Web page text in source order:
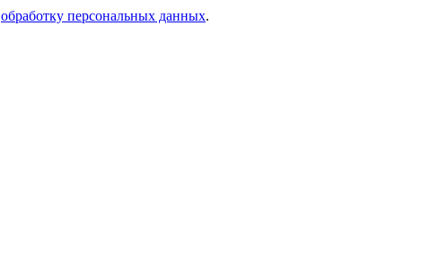
обработку персональных данных.